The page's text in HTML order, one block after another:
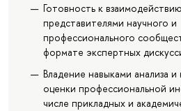
Готовность к
представителями научного и
профессионального
формате экспертных
Владение навыками анализа и
оценки профессиональной
числе прикладных и